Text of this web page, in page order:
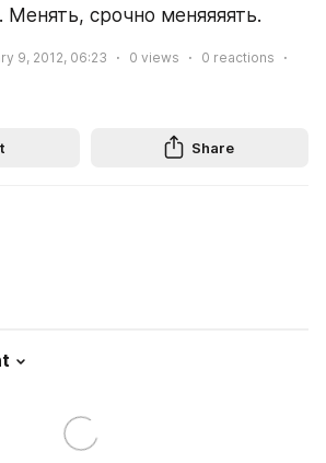
срочно меняяяять.
9, 2012, 06:23 0 views 0 reactions
Share